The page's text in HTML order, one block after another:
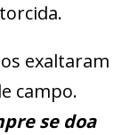
exaltaram
campo.
se doa